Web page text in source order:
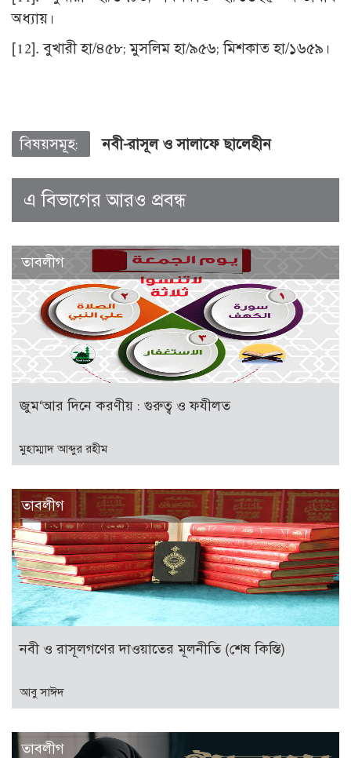
অধ্যায়।
[12]. বুখারী হা/৪৫৮; মুসলিম হা/৯৫৬; মিশকাত হা/১৬৫৯।
বিষয়সমূহ: নবী-রাসূল ও সালাফে ছালেহীন
এ বিভাগের আরও প্রবন্ধ
তাবলীগ
জুম‘আর দিনে করণীয় : গুরুত্ব ও ফযীলত
মুহাম্মাদ আব্দুর রহীম
তাবলীগ
নবী ও রাসূলগণের দাওয়াতের মূলনীতি (শেষ কিস্তি)
আবু সাঈদ
তাবলীগ